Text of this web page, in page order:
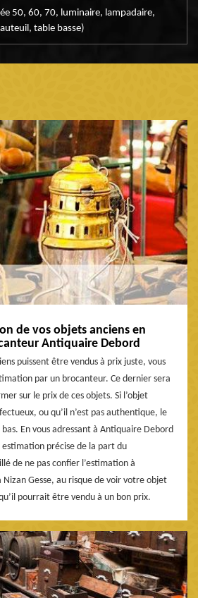
50, 60, 70, luminaire, lampadaire,
table basse)
de vos objets anciens en
Antiquaire Debord
puissent être vendus à prix juste, vous
par un brocanteur. Ce dernier sera
sur le prix de ces objets. Si l’objet
ou qu’il n’est pas authentique, le
En vous adressant à Antiquaire Debord
estimation précise de la part du
de ne pas confier l’estimation à
Gesse, au risque de voir votre objet
pourrait être vendu à un bon prix.